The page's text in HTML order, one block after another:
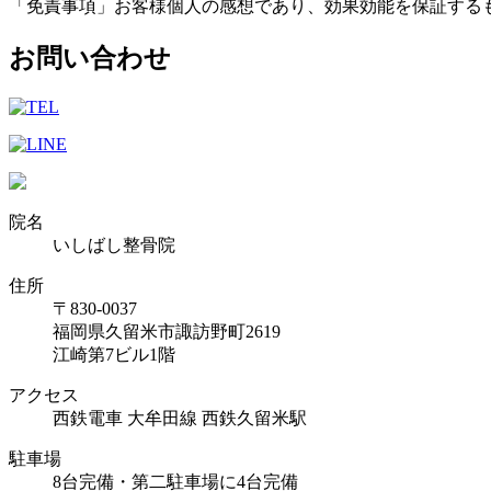
「免責事項」お客様個人の感想であり、効果効能を保証する
お問い合わせ
院名
いしばし整骨院
住所
〒830-0037
福岡県久留米市諏訪野町2619
江崎第7ビル1階
アクセス
西鉄電車 大牟田線 西鉄久留米駅
駐車場
8台完備・第二駐車場に4台完備